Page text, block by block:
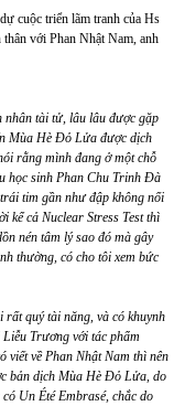
cuộc triển lãm tranh của Hs
với Phan Nhật Nam, anh
nhân tài tử, lâu lâu được gặp
Mùa Hè Đỏ Lửa được dịch
rằng mình đang ở một chỗ
học sinh Phan Chu Trinh Đà
tim gần như đập không nổi
kể cả Nuclear Stress Test thì
nén tâm lý sao đó mà gây
thường, có cho tôi xem bức
rất quý tài năng, và có khuynh
Trương với tác phẩm
viết về Phan Nhật Nam thì nên
bản dịch Mùa Hè Đỏ Lửa, do
Un Été Embrasé, chắc do